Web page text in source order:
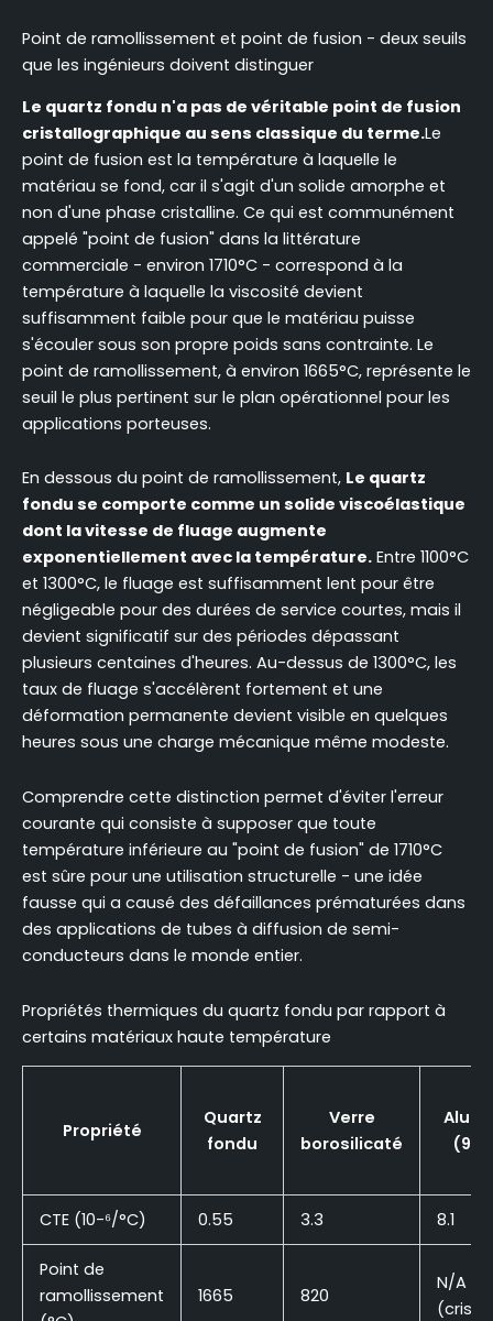
Point de ramollissement et point de fusion - deux seuils
que les ingénieurs doivent distinguer
Le quartz fondu n'a pas de véritable point de fusion
cristallographique au sens classique du terme.Le
point de fusion est la température à laquelle le
matériau se fond, car il s'agit d'un solide amorphe et
non d'une phase cristalline. Ce qui est communément
appelé "point de fusion" dans la littérature
commerciale - environ 1710°C - correspond à la
température à laquelle la viscosité devient
suffisamment faible pour que le matériau puisse
s'écouler sous son propre poids sans contrainte. Le
point de ramollissement, à environ 1665°C, représente le
seuil le plus pertinent sur le plan opérationnel pour les
applications porteuses.
En dessous du point de ramollissement, Le quartz
fondu se comporte comme un solide viscoélastique
dont la vitesse de fluage augmente
exponentiellement avec la température. Entre 1100°C
et 1300°C, le fluage est suffisamment lent pour être
négligeable pour des durées de service courtes, mais il
devient significatif sur des périodes dépassant
plusieurs centaines d'heures. Au-dessus de 1300°C, les
taux de fluage s'accélèrent fortement et une
déformation permanente devient visible en quelques
heures sous une charge mécanique même modeste.
Comprendre cette distinction permet d'éviter l'erreur
courante qui consiste à supposer que toute
température inférieure au "point de fusion" de 1710°C
est sûre pour une utilisation structurelle - une idée
fausse qui a causé des défaillances prématurées dans
des applications de tubes à diffusion de semi-
conducteurs dans le monde entier.
Propriétés thermiques du quartz fondu par rapport à
certains matériaux haute température
Propriété
Quartz
fondu
Verre
borosilicaté
CTE (10-⁶/°C) 0.55 3.3 8.1
Point de
ramollissement
1665 820
N/A